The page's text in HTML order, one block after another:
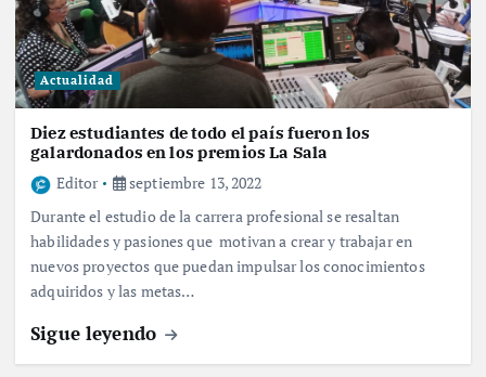
Actualidad
Diez estudiantes de todo el país fueron los
galardonados en los premios La Sala
Editor
septiembre 13, 2022
Durante el estudio de la carrera profesional se resaltan
habilidades y pasiones que motivan a crear y trabajar en
nuevos proyectos que puedan impulsar los conocimientos
adquiridos y las metas…
Sigue leyendo